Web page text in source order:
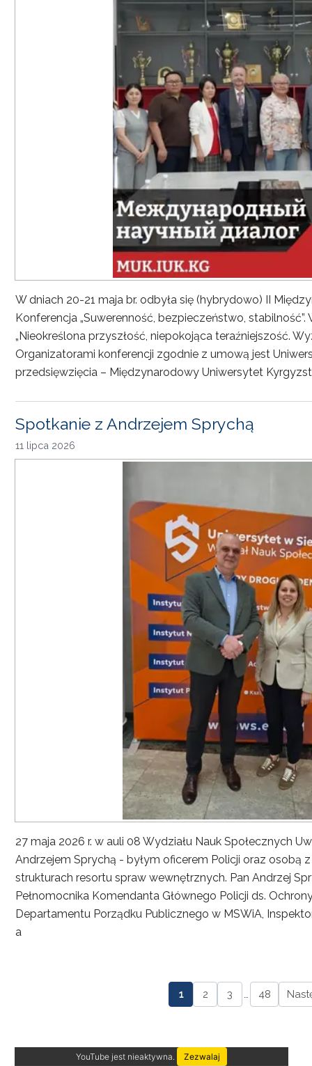
W dniach 20-21 maja br. odbyła się (hybrydowo) II
Konferencja „Suwerenność, bezpieczeństwo,
„Nieokreślona przyszłość, niepokojąca teraźniejszość.
Organizatorami konferencji zgodnie z umową jest
przedsięwzięcia – Międzynarodowy Uniwersytet
Spotkanie z Andrzejem Sprychą
11 lipca 2026
27 maja 2026 r. w auli 08 Wydziału Nauk Społecznych
Andrzejem Sprychą - byłym oficerem Policji oraz osobą
strukturach resortu spraw wewnętrznych. Pan Andrzej
Pełnomocnika Komendanta Głównego Policji ds.
Departamentu Porządku Publicznego w MSWiA,
a
1 2 3 … 48
YouTube jest nieaktywna. Zezwalaj